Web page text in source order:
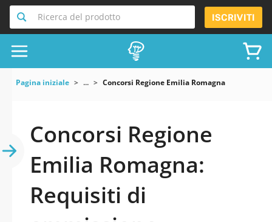
Ricerca del prodotto ISCRIVITI
Pagina iniziale ... Concorsi Regione Emilia Romagna
Concorsi Regione
Emilia Romagna:
Requisiti di